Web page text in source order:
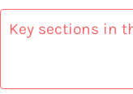
Key sections in